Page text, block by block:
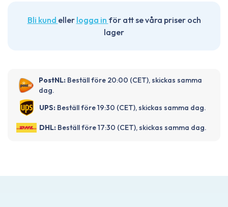
Bli kund eller logga in för att se våra priser och
lager
PostNL: Beställ före 20:00 (CET), skickas samma
dag.
UPS: Beställ före 19:30 (CET), skickas samma dag.
DHL: Beställ före 17:30 (CET), skickas samma dag.